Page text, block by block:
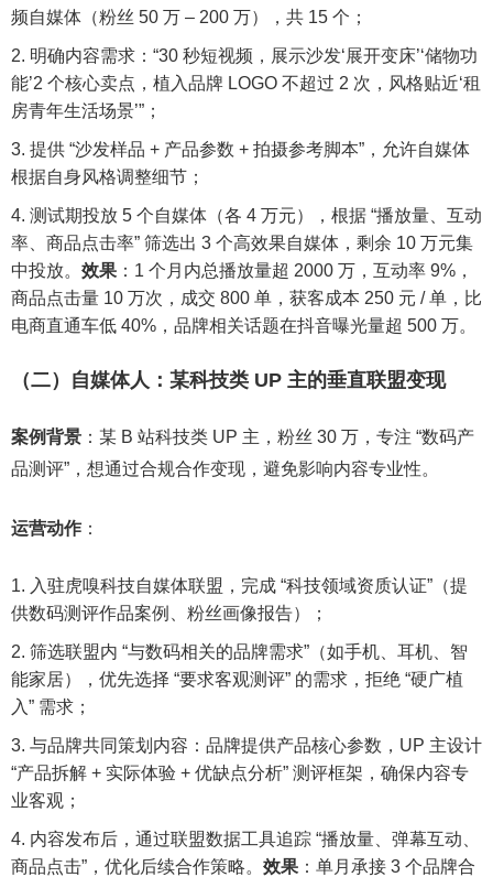
频自媒体（粉丝 50 万 – 200 万），共 15 个；
明确内容需求：“30 秒短视频，展示沙发‘展开变床’‘储物功
能’2 个核心卖点，植入品牌 LOGO 不超过 2 次，风格贴近‘租
房青年生活场景’”；
提供 “沙发样品 + 产品参数 + 拍摄参考脚本”，允许自媒体
根据自身风格调整细节；
测试期投放 5 个自媒体（各 4 万元），根据 “播放量、互动
率、商品点击率” 筛选出 3 个高效果自媒体，剩余 10 万元集
中投放。 效果 ：1 个月内总播放量超 2000 万，互动率 9%，
商品点击量 10 万次，成交 800 单，获客成本 250 元 / 单，比
电商直通车低 40%，品牌相关话题在抖音曝光量超 500 万。
（二）自媒体人：某科技类 UP 主的垂直联盟变现
案例背景 ：某 B 站科技类 UP 主，粉丝 30 万，专注 “数码产
品测评”，想通过合规合作变现，避免影响内容专业性。
运营动作 ：
入驻虎嗅科技自媒体联盟，完成 “科技领域资质认证”（提
供数码测评作品案例、粉丝画像报告）；
筛选联盟内 “与数码相关的品牌需求”（如手机、耳机、智
能家居），优先选择 “要求客观测评” 的需求，拒绝 “硬广植
入” 需求；
与品牌共同策划内容：品牌提供产品核心参数，UP 主设计
“产品拆解 + 实际体验 + 优缺点分析” 测评框架，确保内容专
业客观；
内容发布后，通过联盟数据工具追踪 “播放量、弹幕互动、
商品点击”，优化后续合作策略。 效果 ：单月承接 3 个品牌合